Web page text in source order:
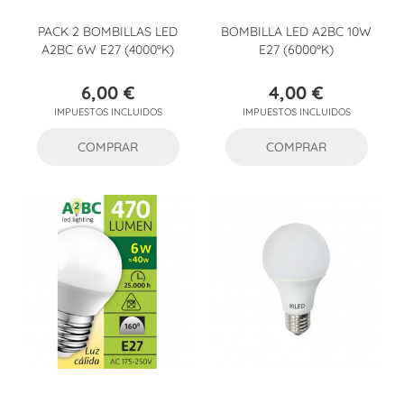
PACK 2 BOMBILLAS LED
A2BC 6W E27 (4000ºK)
Precio
6,00 €
IMPUESTOS INCLUIDOS
COMPRAR
BOMBILLA LED A2BC 10W
E27 (6000ºK)
Precio
4,00 €
IMPUESTOS INCLUIDOS
COMPRAR